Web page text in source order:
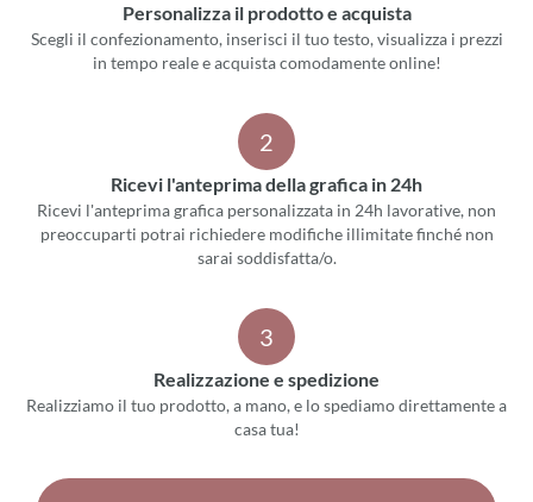
Personalizza il prodotto e acquista
Scegli il confezionamento, inserisci il tuo testo, visualizza i prezzi
in tempo reale e acquista comodamente online!
2
Ricevi l'anteprima della grafica in 24h
Ricevi l'anteprima grafica personalizzata in 24h lavorative, non
preoccuparti potrai richiedere modifiche illimitate finché non
sarai soddisfatta/o.
3
Realizzazione e spedizione
Realizziamo il tuo prodotto, a mano, e lo spediamo direttamente a
casa tua!